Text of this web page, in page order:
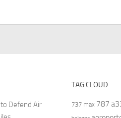
to Defend Air
TAG CLOUD
737 max 787